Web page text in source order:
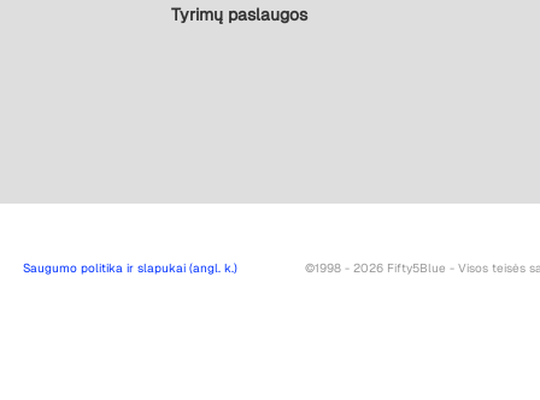
Tyrimų paslaugos
Saugumo politika ir slapukai (angl. k.) ©1998 - 2026 Fifty5Blue - Visos teisės